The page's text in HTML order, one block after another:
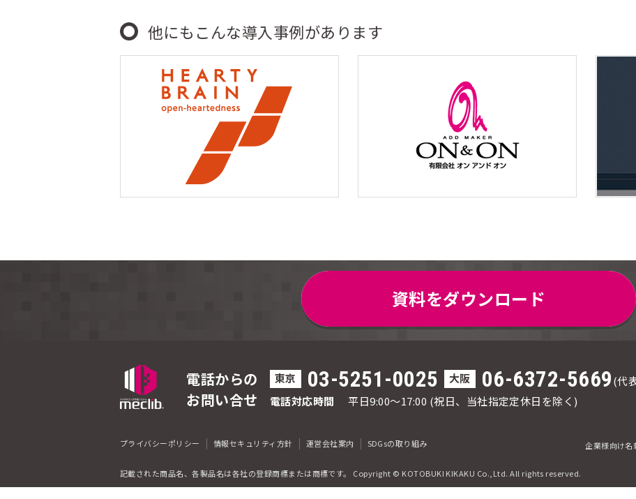
他にもこんな導入事例があります
資料をダウンロード
電話からの
お問い合せ
東京 03-5251-0025 大阪 06-6372-5669(代
電話対応時間
平日9:00～17:00 (祝日、当社指定定休日を除く)
プライバシーポリシー 情報セキュリティ方針 運営会社案内 SDGsの取り組み 企業様向け名
記載された商品名、各製品名は各社の登録商標または商標です。 Copyright © KOTOBUKI KIKAKU Co.,Ltd. All rights reserved.